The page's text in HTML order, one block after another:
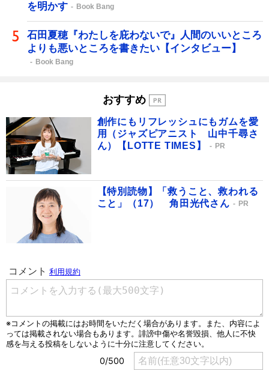
を明かす
Book Bang
石田夏穂『わたしを庇わないで』人間のいいところ
よりも悪いところを書きたい【インタビュー】
Book Bang
おすすめ
創作にもリフレッシュにもガムを愛
用（ジャズピアニスト 山中千尋さ
ん）【LOTTE TIMES】
PR
【特別読物】「救うこと、救われる
こと」（17） 角田光代さん
PR